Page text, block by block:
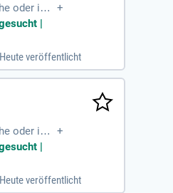
oder im
+
|
Heute veröffentlicht
oder im
+
|
Heute veröffentlicht